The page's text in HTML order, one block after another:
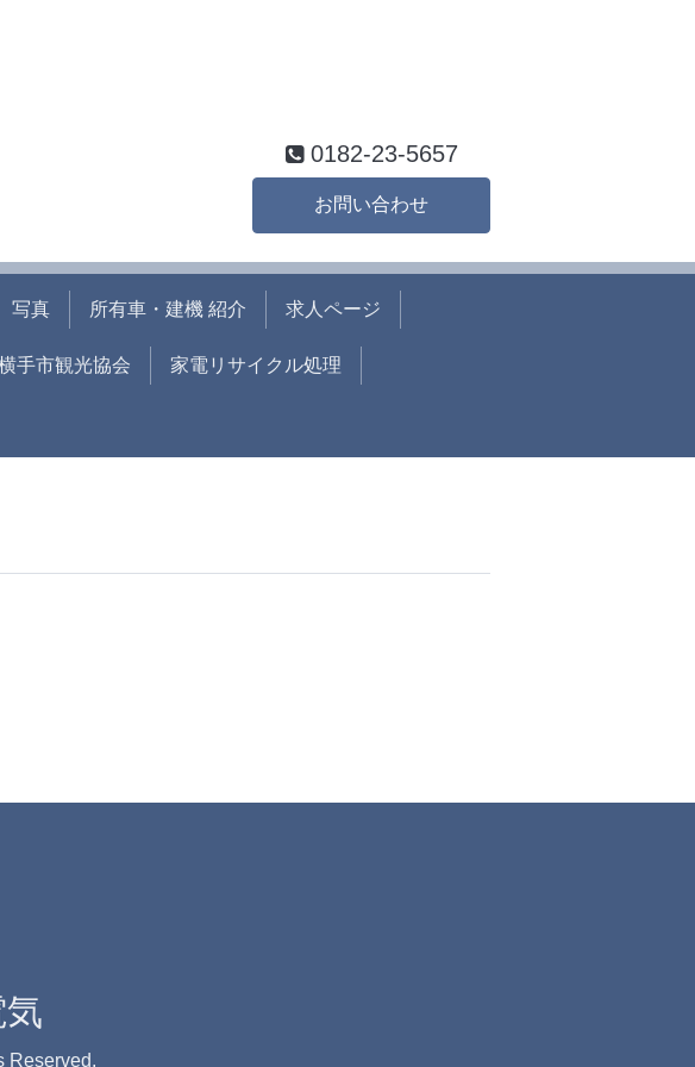
0182-23-5657
お問い合わせ
写真 所有車・建機 紹介 求人ページ
手市観光協会 家電リサイクル処理
Reserved.